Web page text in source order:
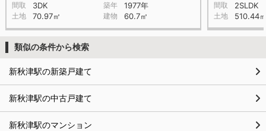
間取 3DK 築年 1977年
土地 70.97㎡ 建物 60.7㎡
間取 2SLDK
土地 510.44
類似の条件から検索
新秋津駅の新築戸建て
新秋津駅の中古戸建て
新秋津駅のマンション